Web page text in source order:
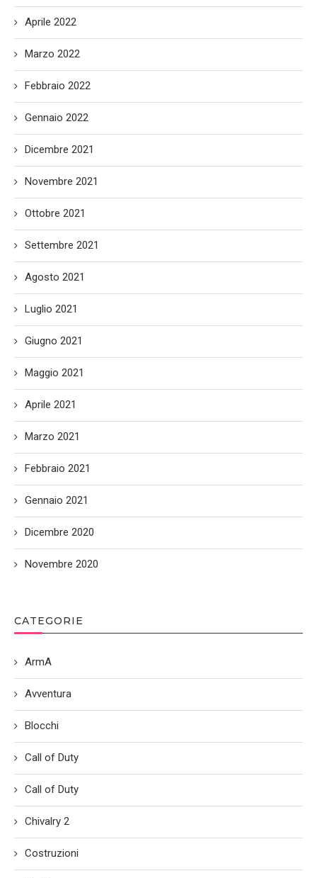
Aprile 2022
Marzo 2022
Febbraio 2022
Gennaio 2022
Dicembre 2021
Novembre 2021
Ottobre 2021
Settembre 2021
Agosto 2021
Luglio 2021
Giugno 2021
Maggio 2021
Aprile 2021
Marzo 2021
Febbraio 2021
Gennaio 2021
Dicembre 2020
Novembre 2020
CATEGORIE
ArmA
Avventura
Blocchi
Call of Duty
Call of Duty
Chivalry 2
Costruzioni